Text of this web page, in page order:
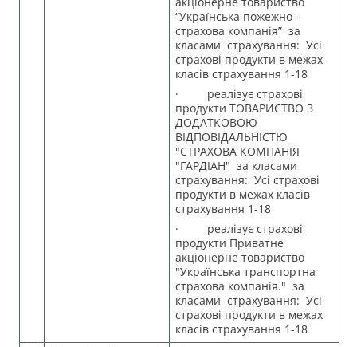
“Українська пожежно-
страхова компанія” за
класами страхування: Усі
страхові продукти в межах
класів страхування 1-18
· реалізує страхові
продукти ТОВАРИСТВО З
ДОДАТКОВОЮ
ВІДПОВІДАЛЬНІСТЮ
"СТРАХОВА КОМПАНІЯ
"ГАРДІАН" за класами
страхування: Усі страхові
продукти в межах класів
страхування 1-18
· реалізує страхові
продукти Приватне
акціонерне товариство
"Українська транспортна
страхова компанія." за
класами страхування: Усі
страхові продукти в межах
класів страхування 1-18